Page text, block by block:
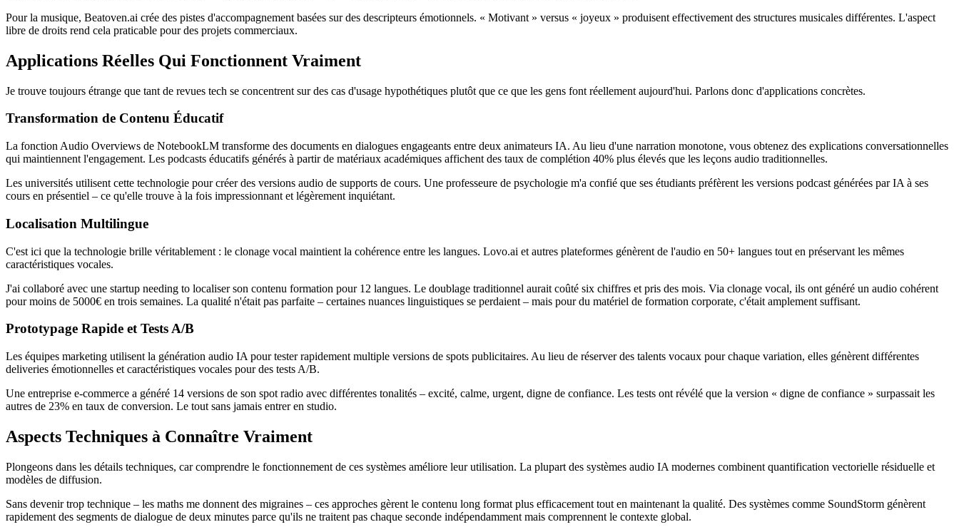
Pour la musique, Beatoven.ai crée des pistes d'accompagnement basées sur des descripteurs émotionnels. « Motivant » versus « joyeux » produisent effectivement des structures musicales différentes. L'aspect
libre de droits rend cela praticable pour des projets commerciaux.
Applications Réelles Qui Fonctionnent Vraiment
Je trouve toujours étrange que tant de revues tech se concentrent sur des cas d'usage hypothétiques plutôt que ce que les gens font réellement aujourd'hui. Parlons donc d'applications concrètes.
Transformation de Contenu Éducatif
La fonction Audio Overviews de NotebookLM transforme des documents en dialogues engageants entre deux animateurs IA. Au lieu d'une narration monotone, vous obtenez des explications conversationnelles
qui maintiennent l'engagement. Les podcasts éducatifs générés à partir de matériaux académiques affichent des taux de complétion 40% plus élevés que les leçons audio traditionnelles.
Les universités utilisent cette technologie pour créer des versions audio de supports de cours. Une professeure de psychologie m'a confié que ses étudiants préfèrent les versions podcast générées par IA à ses
cours en présentiel – ce qu'elle trouve à la fois impressionnant et légèrement inquiétant.
Localisation Multilingue
C'est ici que la technologie brille véritablement : le clonage vocal maintient la cohérence entre les langues. Lovo.ai et autres plateformes génèrent de l'audio en 50+ langues tout en préservant les mêmes
caractéristiques vocales.
J'ai collaboré avec une startup needing to localiser son contenu formation pour 12 langues. Le doublage traditionnel aurait coûté six chiffres et pris des mois. Via clonage vocal, ils ont généré un audio cohérent
pour moins de 5000€ en trois semaines. La qualité n'était pas parfaite – certaines nuances linguistiques se perdaient – mais pour du matériel de formation corporate, c'était amplement suffisant.
Prototypage Rapide et Tests A/B
Les équipes marketing utilisent la génération audio IA pour tester rapidement multiple versions de spots publicitaires. Au lieu de réserver des talents vocaux pour chaque variation, elles génèrent différentes
deliveries émotionnelles et caractéristiques vocales pour des tests A/B.
Une entreprise e-commerce a généré 14 versions de son spot radio avec différentes tonalités – excité, calme, urgent, digne de confiance. Les tests ont révélé que la version « digne de confiance » surpassait les
autres de 23% en taux de conversion. Le tout sans jamais entrer en studio.
Aspects Techniques à Connaître Vraiment
Plongeons dans les détails techniques, car comprendre le fonctionnement de ces systèmes améliore leur utilisation. La plupart des systèmes audio IA modernes combinent quantification vectorielle résiduelle et
modèles de diffusion.
Sans devenir trop technique – les maths me donnent des migraines – ces approches gèrent le contenu long format plus efficacement tout en maintenant la qualité. Des systèmes comme SoundStorm génèrent
rapidement des segments de dialogue de deux minutes parce qu'ils ne traitent pas chaque seconde indépendamment mais comprennent le contexte global.